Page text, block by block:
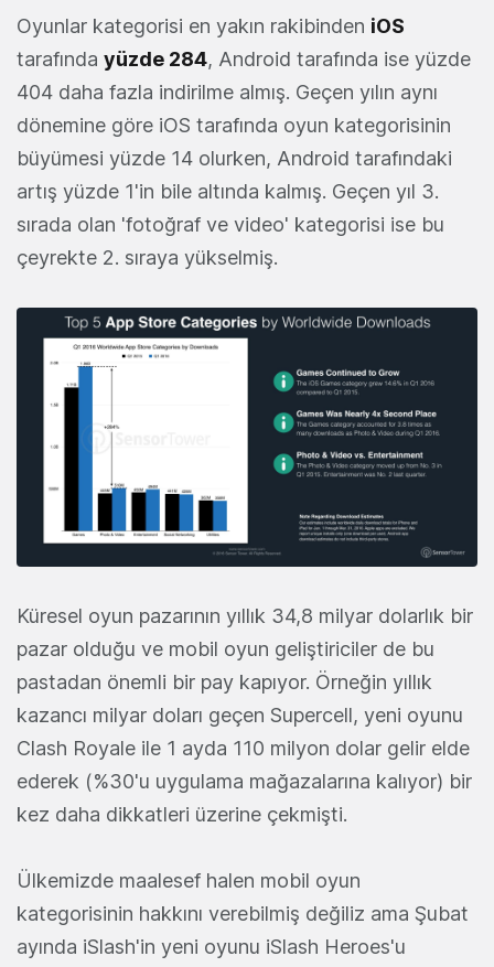
Oyunlar kategorisi en yakın rakibinden iOS
tarafında yüzde 284, Android tarafında ise yüzde
404 daha fazla indirilme almış. Geçen yılın aynı
dönemine göre iOS tarafında oyun kategorisinin
büyümesi yüzde 14 olurken, Android tarafındaki
artış yüzde 1'in bile altında kalmış. Geçen yıl 3.
sırada olan 'fotoğraf ve video' kategorisi ise bu
çeyrekte 2. sıraya yükselmiş.
Küresel oyun pazarının yıllık 34,8 milyar dolarlık bir
pazar olduğu ve mobil oyun geliştiriciler de bu
pastadan önemli bir pay kapıyor. Örneğin yıllık
kazancı milyar doları geçen Supercell, yeni oyunu
Clash Royale ile 1 ayda 110 milyon dolar gelir elde
ederek (%30'u uygulama mağazalarına kalıyor) bir
kez daha dikkatleri üzerine çekmişti.
Ülkemizde maalesef halen mobil oyun
kategorisinin hakkını verebilmiş değiliz ama Şubat
ayında iSlash'in yeni oyunu iSlash Heroes'u